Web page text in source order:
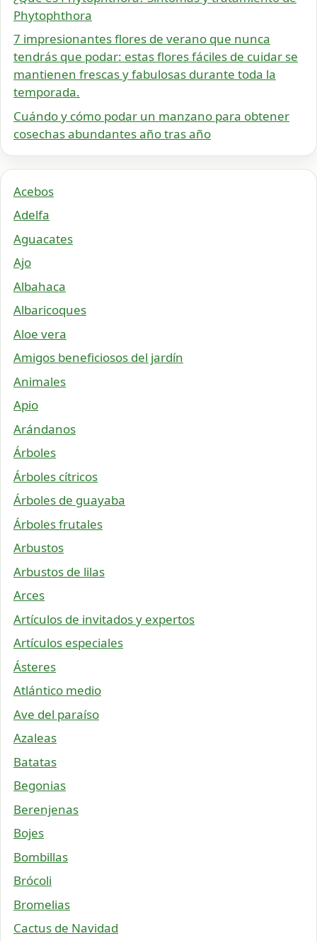
Phytophthora
7 impresionantes flores de verano que nunca
tendrás que podar: estas flores fáciles de cuidar se
mantienen frescas y fabulosas durante toda la
temporada.
Cuándo y cómo podar un manzano para obtener
cosechas abundantes año tras año
Acebos
Adelfa
Aguacates
Ajo
Albahaca
Albaricoques
Aloe vera
Amigos beneficiosos del jardín
Animales
Apio
Arándanos
Árboles
Árboles cítricos
Árboles de guayaba
Árboles frutales
Arbustos
Arbustos de lilas
Arces
Artículos de invitados y expertos
Artículos especiales
Ásteres
Atlántico medio
Ave del paraíso
Azaleas
Batatas
Begonias
Berenjenas
Bojes
Bombillas
Brócoli
Bromelias
Cactus de Navidad